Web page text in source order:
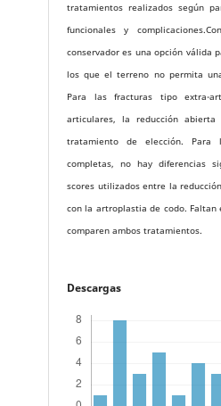
tratamientos realizados según
funcionales y
conservador es una opción válida
los que el terreno no permita
Para las fracturas tipo extra-
articulares, la reducción
tratamiento de elección. Para
completas, no hay diferencias
scores utilizados entre la
con la artroplastia de codo. Faltan
comparen ambos tratamientos.
Descargas